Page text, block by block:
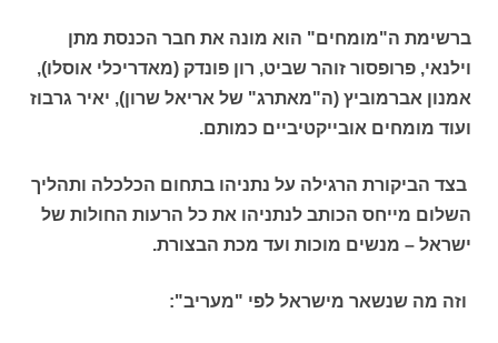
ברשימת ה"מומחים" הוא מונה את חבר הכנסת מתן
וילנאי, פרופסור זוהר שביט, רון פונדק (מאדריכלי אוסלו),
אמנון אברמוביץ (ה"מאתרג" של אריאל שרון), יאיר גרבוז
ועוד מומחים אובייקטיביים כמותם.
בצד הביקורת הרגילה על נתניהו בתחום הכלכלה ותהליך
השלום מייחס הכותב לנתניהו את כל הרעות החולות של
ישראל – מנשים מוכות ועד מכת הבצורת.
וזה מה שנשאר מישראל לפי "מעריב":